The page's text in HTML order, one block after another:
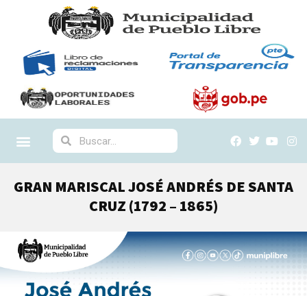
GRAN MARISCAL JOSÉ ANDRÉS DE SANTA
CRUZ (1792 – 1865)